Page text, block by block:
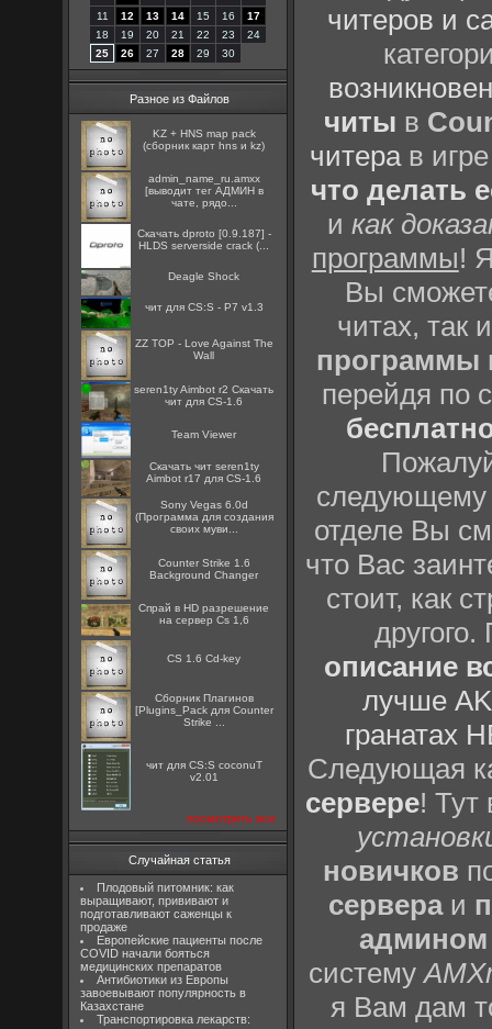
11
12 13 14 15 16
17
18
19 20 21 22 23
24
25
26 27 28 29 30
Разное из Файлов
KZ + HNS map pack
(сборник карт hns и kz)
admin_name_ru.amxx
[выводит тег АДМИН в
чате, рядо...
Скачать dproto [0.9.187] -
HLDS serverside crack (...
Deagle Shock
чит для CS:S - P7 v1.3
ZZ TOP - Love Against The
Wall
seren1ty Aimbot r2 Скачать
чит для CS-1.6
Team Viewer
Скачать чит seren1ty
Aimbot r17 для CS-1.6
Sony Vegas 6.0d
(Программа для создания
своих муви...
Counter Strike 1.6
Background Changer
Спрай в HD разрешение
на сервер Cs 1,6
CS 1.6 Cd-key
Сборник Плагинов
[Plugins_Pack для Counter
Strike ...
чит для CS:S coconuT
v2.01
посмотреть все
Случайная статья
Плодовый питомник: как
выращивают, прививают и
подготавливают саженцы к
продаже
Европейские пациенты после
COVID начали бояться
медицинских препаратов
Антибиотики из Европы
завоевывают популярность в
Казахстане
Транспортировка лекарств:
читеров и
читы в
читерав
что делать
икак
программы!
Вы
читах, так
программы
перейдя по
отделе Вы
что Вас
стоит, как
описание
лучше
гранатах
Следующая
сервере! Тут
новичков
сервераи
админом
систему
я Вам дам